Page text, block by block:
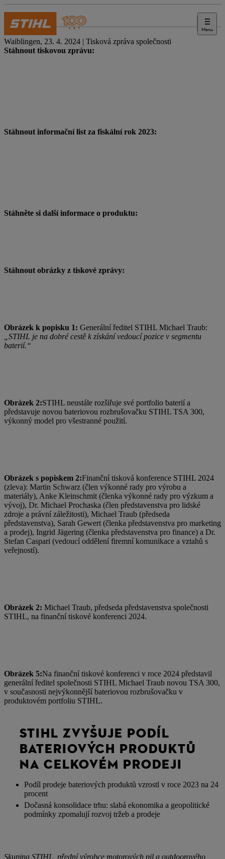
Menu
Tisk
Waiblingen, 23. 4. 2024 | Tisková zpráva společnosti
Stáhnout tiskovou zprávu:
Stáhnout informační list za fiskální rok 2023:
Stáhněte si další informace o produktu:
Stáhnout obrázky z tiskové zprávy:
Obrázek k popisku 1: Generální ředitel STIHL Michael Traub:
„STIHL je na dobré cestě k získání vedoucí pozice v segmentu
baterií.“
Obrázek 2:STIHL neustále rozšiřuje své portfolio baterií a
představuje novou bateriovou rozbrušovačku STIHL TSA 300,
výkonný model pro všestranné použití.
Obrázek s popiskem 2:Finanční tisková konference STIHL 2024
(zleva): Martin Schwarz (člen výkonné rady pro výrobu a
materiály), Anke Kleinschmit (členka výkonné rady pro výzkum a
vývoj), Dr. Michael Prochaska (člen představenstva pro lidské
zdroje a právní záležitosti), Michael Traub (předseda
představenstva), Sarah Gewert (členka představenstva pro marketing
a prodej), Ingrid Jägering (členka představenstva pro finance) a Dr.
Stefan Caspari (vedoucí oddělení firemní komunikace a vztahů s
veřejností).
Obrázek 2: Michael Traub, předseda představenstva společnosti
STIHL, na finanční tiskové konferenci 2024.
Obrázek 5:Na finanční tiskové konferenci v roce 2024 představil
generální ředitel společnosti STIHL Michael Traub novou TSA 300,
v současnosti nejvýkonnější bateriovou rozbrušovačku v
produktovém portfoliu STIHL.
STIHL ZVYŠUJE PODÍL
BATERIOVÝCH PRODUKTŮ
NA CELKOVÉM PRODEJI
Podíl prodeje bateriových produktů vzrostl v roce 2023 na 24
procent
Dočasná konsolidace trhu: slabá ekonomika a geopolitické
podmínky zpomalují rozvoj tržeb a prodeje
Skupina STIHL, přední výrobce motorových pil a outdoorového